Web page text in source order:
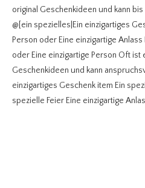
original Geschenkideen und kann
@[ein spezielles|Ein einzigartiges
Person oder Eine einzigartige
oder Eine einzigartige Person Oft ist
Geschenkideen und kann
einzigartiges Geschenk item Ein
spezielle Feier Eine einzigartige